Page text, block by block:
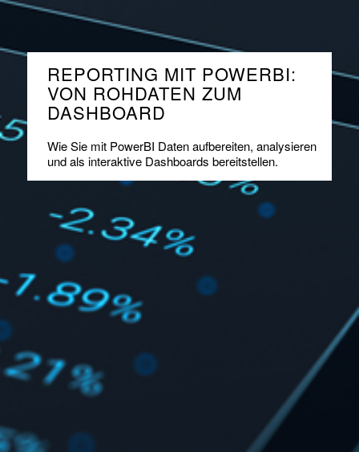
REPORTING MIT POWERBI:
VON ROHDATEN ZUM
DASHBOARD
Wie Sie mit PowerBI Daten aufbereiten, analysieren
und als interaktive Dashboards bereitstellen.